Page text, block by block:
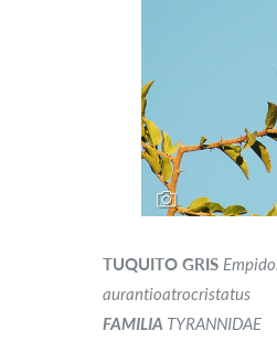
TUQUITO GRIS
aurantioatrocristatus
FAMILIA TYRANNIDAE